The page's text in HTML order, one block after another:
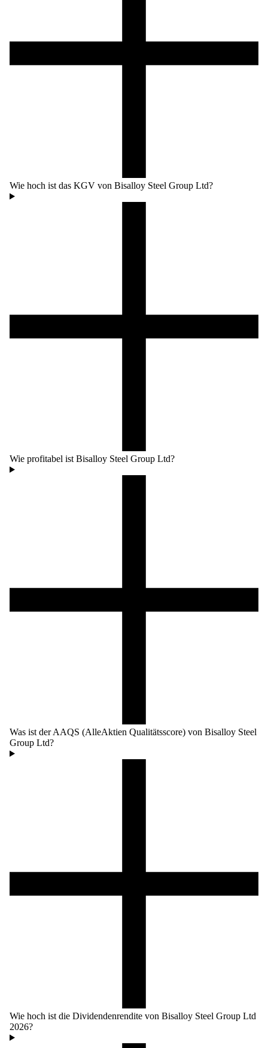
Wie hoch ist das KGV von Bisalloy Steel Group Ltd?
Wie profitabel ist Bisalloy Steel Group Ltd?
Was ist der AAQS (AlleAktien Qualitätsscore) von Bisalloy Steel
Group Ltd?
Wie hoch ist die Dividendenrendite von Bisalloy Steel Group Ltd
2026?